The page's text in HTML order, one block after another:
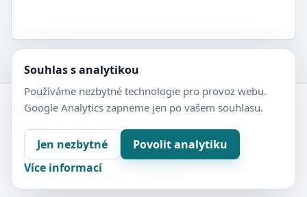
Zubní-lékaři.cz
Veřejný adresář zubních ordinací.
Kontakt
Nastavení soukromí
Ochrana soukromí
Souhlas s analytikou
Používáme nezbytné technologie pro provoz webu.
Google Analytics zapneme jen po vašem souhlasu.
Jen nezbytné
Povolit analytiku
Více informací